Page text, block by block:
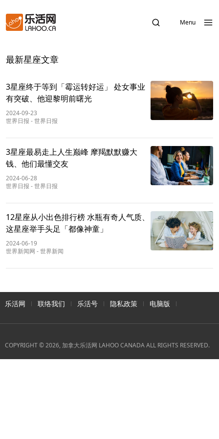
Menu
最新星座文章
3星座终于等到「霉运转好运」 处女事业
有突破、他迎黎明前曙光
2024-09-23
世界日报 -世界日报
3星座最易走上人生巅峰 摩羯默默赚大
钱、他们最懂交友
2024-06-28
世界日报 -世界日报
12星座从小出色排行榜 水瓶有奇人气质、
这星座举手头足「都像神童」
2024-06-19
世界新闻网 -世界新闻
乐活网 联络我们 乐活号 隐私政策 电脑版
COPYRIGHT © 2026, 加拿大乐活网 LAHOO CANADA ALL RIGHTS RESERVED.